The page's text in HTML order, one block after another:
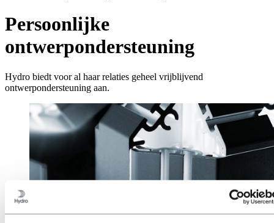
Persoonlijke
ontwerpondersteuning
Hydro biedt voor al haar relaties geheel vrijblijvend
ontwerpondersteuning aan.